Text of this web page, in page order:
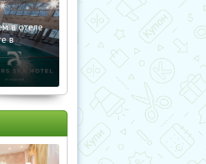
в отеле
в